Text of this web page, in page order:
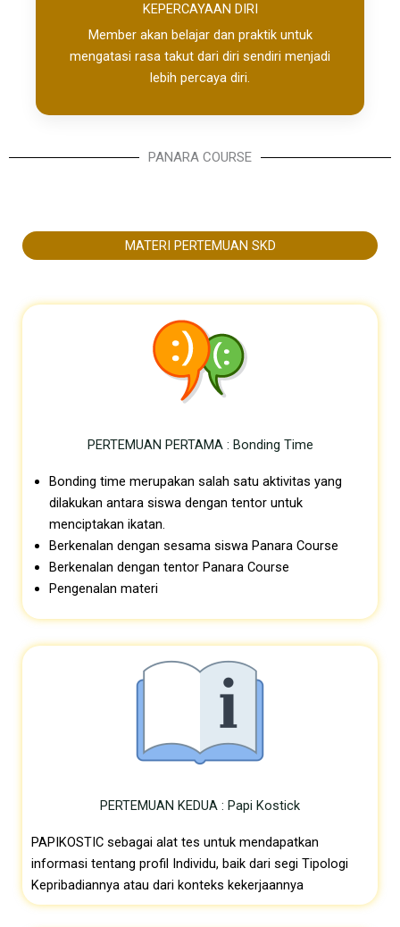
KEPERCAYAAN DIRI
Member akan belajar dan praktik untuk
mengatasi rasa takut dari diri sendiri menjadi
lebih percaya diri.
PANARA COURSE
MATERI PERTEMUAN SKD
PERTEMUAN PERTAMA : Bonding Time
Bonding time merupakan salah satu aktivitas yang
dilakukan antara siswa dengan tentor untuk
menciptakan ikatan.
Berkenalan dengan sesama siswa Panara Course
Berkenalan dengan tentor Panara Course
Pengenalan materi
PERTEMUAN KEDUA : Papi Kostick
PAPIKOSTIC sebagai alat tes untuk mendapatkan
informasi tentang profil Individu, baik dari segi Tipologi
Kepribadiannya atau dari konteks kekerjaannya